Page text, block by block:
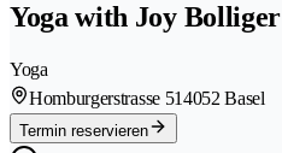
Yoga with Joy Bolliger
Yoga
Homburgerstrasse 514052 Basel
Termin reservieren